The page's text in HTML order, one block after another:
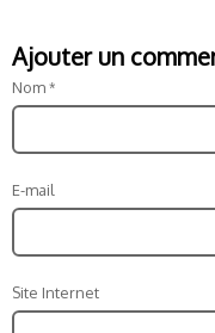
Ajouter un
Nom
E-mail
Site Internet